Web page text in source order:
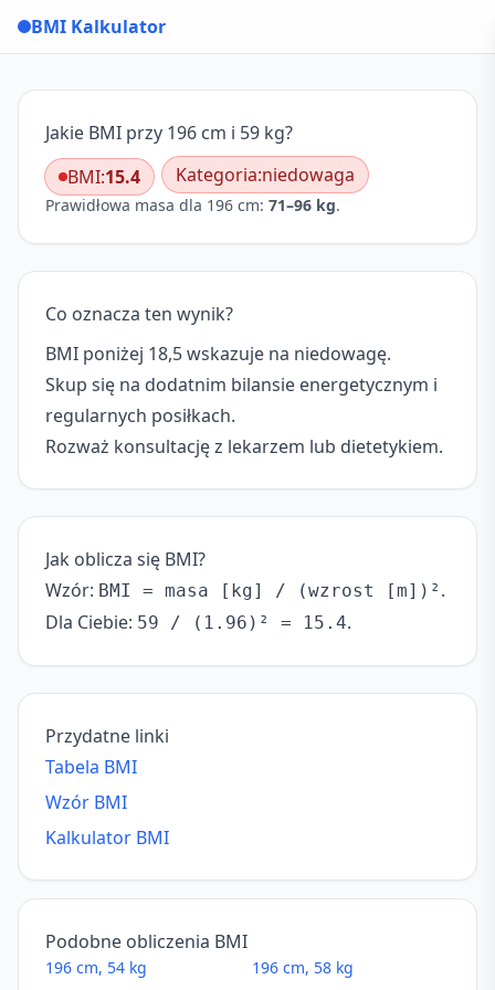
BMI Kalkulator
Jakie BMI przy 196 cm i 59 kg?
BMI:15.4 Kategoria:niedowaga
Prawidłowa masa dla 196 cm: 71–96 kg.
Co oznacza ten wynik?
BMI poniżej 18,5 wskazuje na niedowagę.
Skup się na dodatnim bilansie energetycznym i
regularnych posiłkach.
Rozważ konsultację z lekarzem lub dietetykiem.
Jak oblicza się BMI?
Wzór: BMI = masa [kg] / (wzrost [m])² .
Dla Ciebie: 59 / (1.96)² = 15.4.
Przydatne linki
Tabela BMI
Wzór BMI
Kalkulator BMI
Podobne obliczenia BMI
196 cm, 54 kg
196 cm, 58 kg